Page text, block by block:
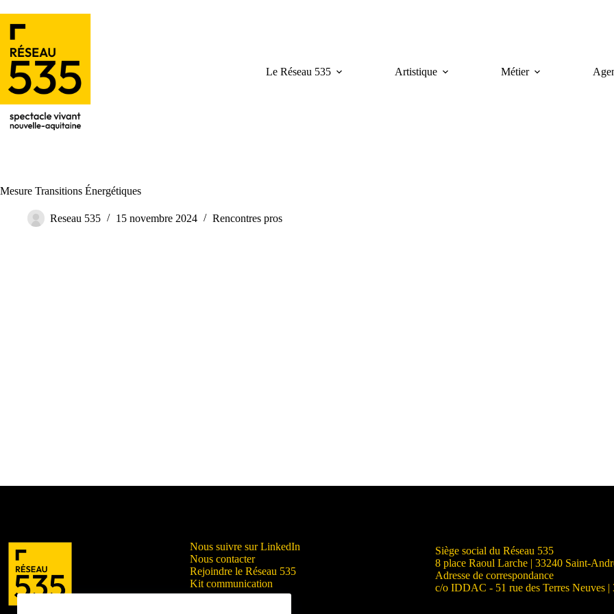
Le Réseau 535 Artistique Métier
Mesure Transitions Énergétiques
Reseau 535 15 novembre 2024 Rencontres pros
Nous suivre sur LinkedIn
Nous contacter
Rejoindre le Réseau 535
Kit communication
Siège social du Réseau 535
8 place Raoul Larche | 33240 Saint-
Adresse de correspondance
c/o IDDAC - 51 rue des Terres Neuves |